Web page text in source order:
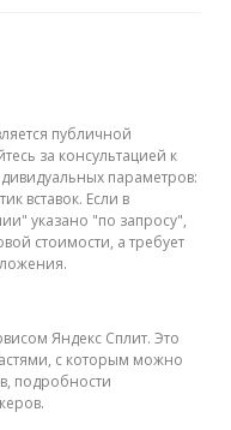
публичной
за консультацией к
параметров:
вставок. Если в
указано "по запросу",
стоимости, а требует
Яндекс Сплит. Это
с которым можно
подробности